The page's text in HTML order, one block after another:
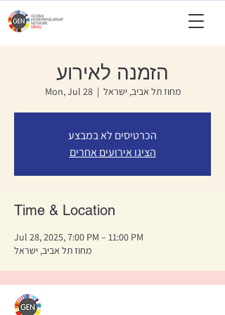
הזמנה לאירוע
Mon, Jul 28
  |
מחוז תל אביב, ישראל
הכרטיסים לא במבצע
הציגו אירועים אחרים
Time & Location
Jul 28, 2025, 7:00 PM – 11:00 PM
מחוז תל אביב, ישראל